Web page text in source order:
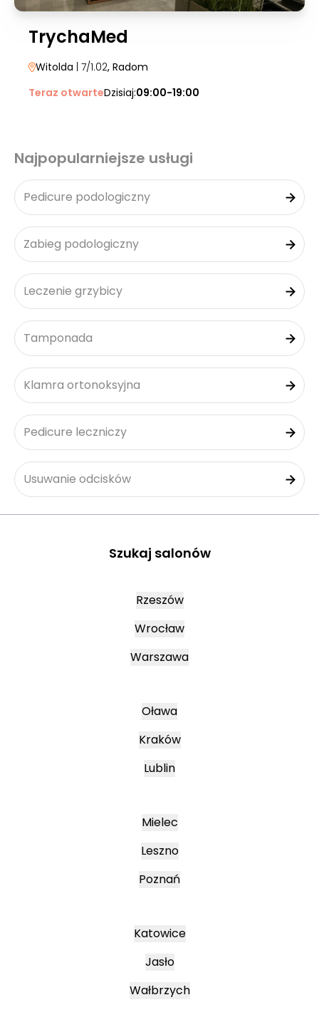
TrychaMed
Witolda | 7/1.02, Radom
Teraz otwarteDzisiaj:09:00-19:00
Najpopularniejsze usługi
Pedicure podologiczny
Zabieg podologiczny
Leczenie grzybicy
Tamponada
Klamra ortonoksyjna
Pedicure leczniczy
Usuwanie odcisków
Szukaj salonów
Rzeszów
Wrocław
Warszawa
Oława
Kraków
Lublin
Mielec
Leszno
Poznań
Katowice
Jasło
Wałbrzych